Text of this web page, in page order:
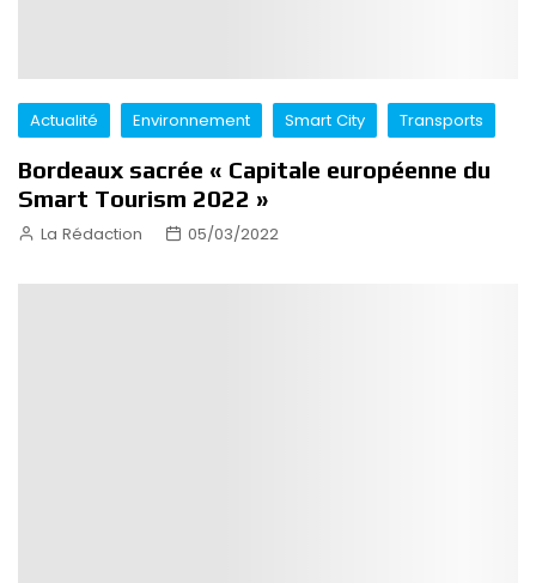
Actualité Environnement Smart City Transports
Bordeaux sacrée « Capitale européenne du
Smart Tourism 2022 »
La Rédaction 05/03/2022